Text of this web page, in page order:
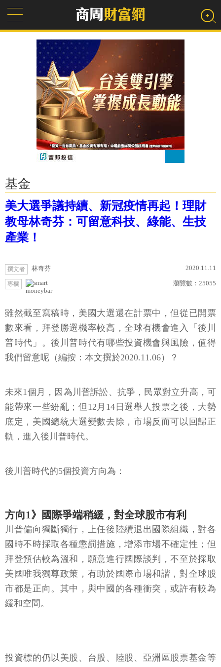
基金
美大選爭議持續、新冠疫情再起！理財
教母林奇芬：可留意科技、綠能、生技
產業！
撰文者 林奇芬 2020.11.11
專欄
moneybar
瀏覽數： 25055
雖然截至寫稿時，美國大選還在計票中，但從已開票
數來看，拜登勝選機率較高，全球有機會進入「後川
普時代」。後川普時代有哪些投資機會與風險，值得
我們留意呢（編按：本文撰於2020.11.06）？
未來1個月，因為川普訴訟、抗爭，民眾對立升高，可
能帶來一些紛亂；但12月14日選舉人投票之後，大勢
底定，美國總統大選變數去除，市場反而可以回歸正
軌，進入後川普時代。
後川普時代的5個投資方向為：
方向1》國際爭端稍緩，對全球股市有利
川普偏向獨斷獨行，上任後陸續退出國際組織，對各
國時不時採取各種懲罰措施，增添市場不確定性；但
拜登預估較為溫和，願意進行國際談判，不至於採取
美國唯我獨尊政策，有助於國際市場和諧，對全球股
市都是正向。其中，與中國的各種衝突，或許有較為
緩和空間。
投資標的仍以美股、台股、陸股、亞洲區股票基金等